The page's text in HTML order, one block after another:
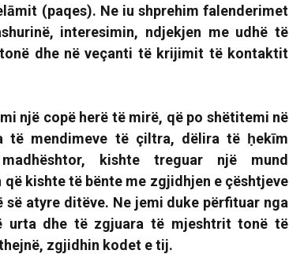
(paqes). Ne iu shprehim falenderimet
interesimin, ndjekjen me udhë të
dhe në veçanti të krijimit të kontaktit
një copë herë të mirë, që po shëtitemi në
të mendimeve të çiltra, dëlira të ḥekīm
kishte treguar një mund
kishte të bënte me zgjidhjen e çështjeve
atyre ditëve. Ne jemi duke përfituar nga
urta dhe të zgjuara të mjeshtrit tonë të
zgjidhin kodet e tij.